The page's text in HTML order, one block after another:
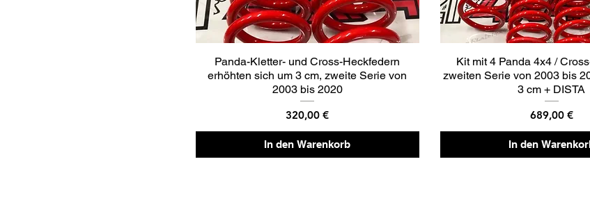
Panda-Kletter- und Cross-Heckfedern
erhöhten sich um 3 cm, zweite Serie von
2003 bis 2020
Preis
320,00 €
In den Warenkorb
Kit mit 4 Panda 4x4 /
zweiten Serie von 2003 bis
3 cm + DISTA
Preis
689,00 €
In den